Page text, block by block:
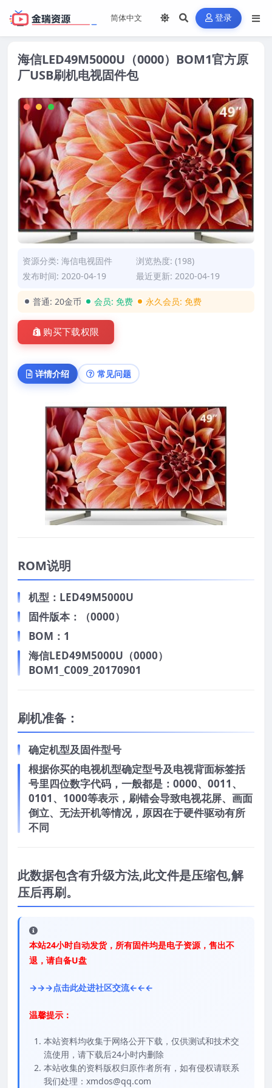
登录
海信LED49M5000U（0000）BOM1官方原
厂USB刷机电视固件包
资源分类: 海信电视固件
浏览热度: (198)
发布时间: 2020-04-19
最近更新: 2020-04-19
普通: 20金币 会员: 免费 永久会员: 免费
购买下载权限
详情介绍 常见问题
ROM说明
机型：LED49M5000U
固件版本：（0000）
BOM：1
海信LED49M5000U（0000）
BOM1_C009_20170901
刷机准备：
确定机型及固件型号
根据你买的电视机型确定型号及电视背面标签括
号里四位数字代码，一般都是：0000、0011、
0101、1000等表示，刷错会导致电视花屏、画面
倒立、无法开机等情况，原因在于硬件驱动有所
不同
此数据包含有升级方法,此文件是压缩包,解
压后再刷。
本站24小时自动发货，所有固件均是电子资源，售出不
退，请自备U盘
→→→点击此处进社区交流←←←
温馨提示：
本站资料均收集于网络公开下载，仅供测试和技术交
流使用，请下载后24小时内删除
本站收集的资料版权归原作者所有，如有侵权请联系
我们处理：xmdos@qq.com